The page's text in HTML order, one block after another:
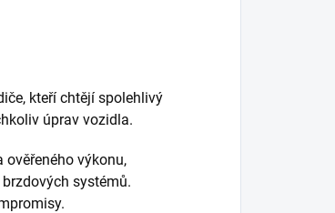
kteří chtějí spolehlivý
úprav vozidla.
ověřeného výkonu,
systémů.